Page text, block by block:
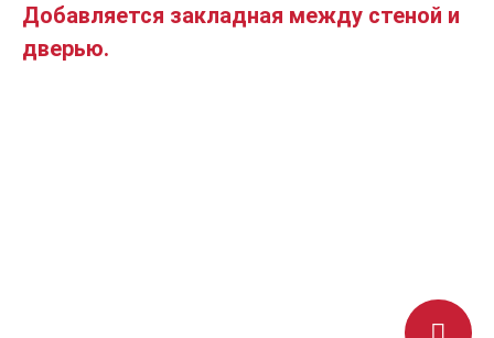
Добавляется закладная между стеной и
дверью.